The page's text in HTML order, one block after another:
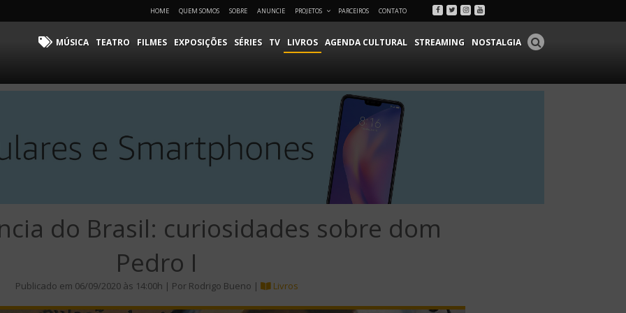
HOME QUEM SOMOS SOBRE ANUNCIE PROJETOS PARCEIROS CONTATO Facebook
Twitter
Instagram
Youtube
MÚSICA TEATRO FILMES EXPOSIÇÕES SÉRIES TV LIVROS AGENDA CULTURAL STREAMING NOSTALGIA
do Brasil: curiosidades sobre dom
Pedro I
Publicado em 06/09/2020 às 14:00h | Por Rodrigo Bueno | Livros